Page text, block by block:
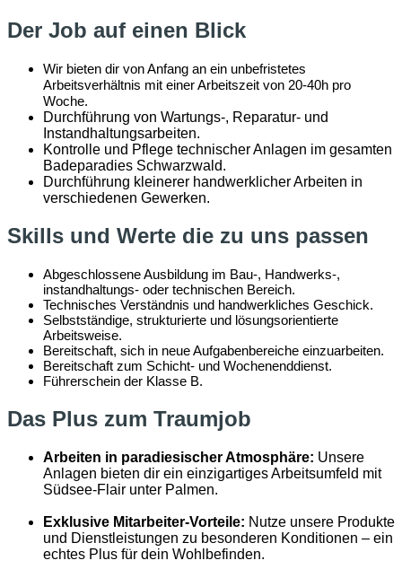
Der Job auf einen Blick
Wir bieten dir von Anfang an ein unbefristetes
Arbeitsverhältnis mit einer Arbeitszeit von 20-40h pro
Woche.
Durchführung von Wartungs-, Reparatur- und
Instandhaltungsarbeiten.
Kontrolle und Pflege technischer Anlagen im gesamten
Badeparadies Schwarzwald.
Durchführung kleinerer handwerklicher Arbeiten in
verschiedenen Gewerken.
Skills und Werte die zu uns passen
Abgeschlossene Ausbildung im Bau-, Handwerks-,
instandhaltungs- oder technischen Bereich.
Technisches Verständnis und handwerkliches Geschick.
Selbstständige, strukturierte und lösungsorientierte
Arbeitsweise.
Bereitschaft, sich in neue Aufgabenbereiche einzuarbeiten.
Bereitschaft zum Schicht- und Wochenenddienst.
Führerschein der Klasse B.
Das Plus zum Traumjob
Arbeiten in paradiesischer Atmosphäre: Unsere
Anlagen bieten dir ein einzigartiges Arbeitsumfeld mit
Südsee-Flair unter Palmen.
Exklusive Mitarbeiter-Vorteile: Nutze unsere Produkte
und Dienstleistungen zu besonderen Konditionen – ein
echtes Plus für dein Wohlbefinden.